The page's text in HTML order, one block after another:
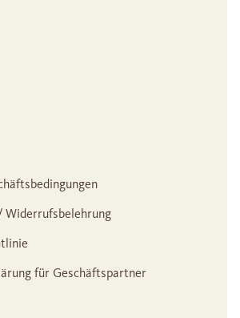
für Geschäftspartner